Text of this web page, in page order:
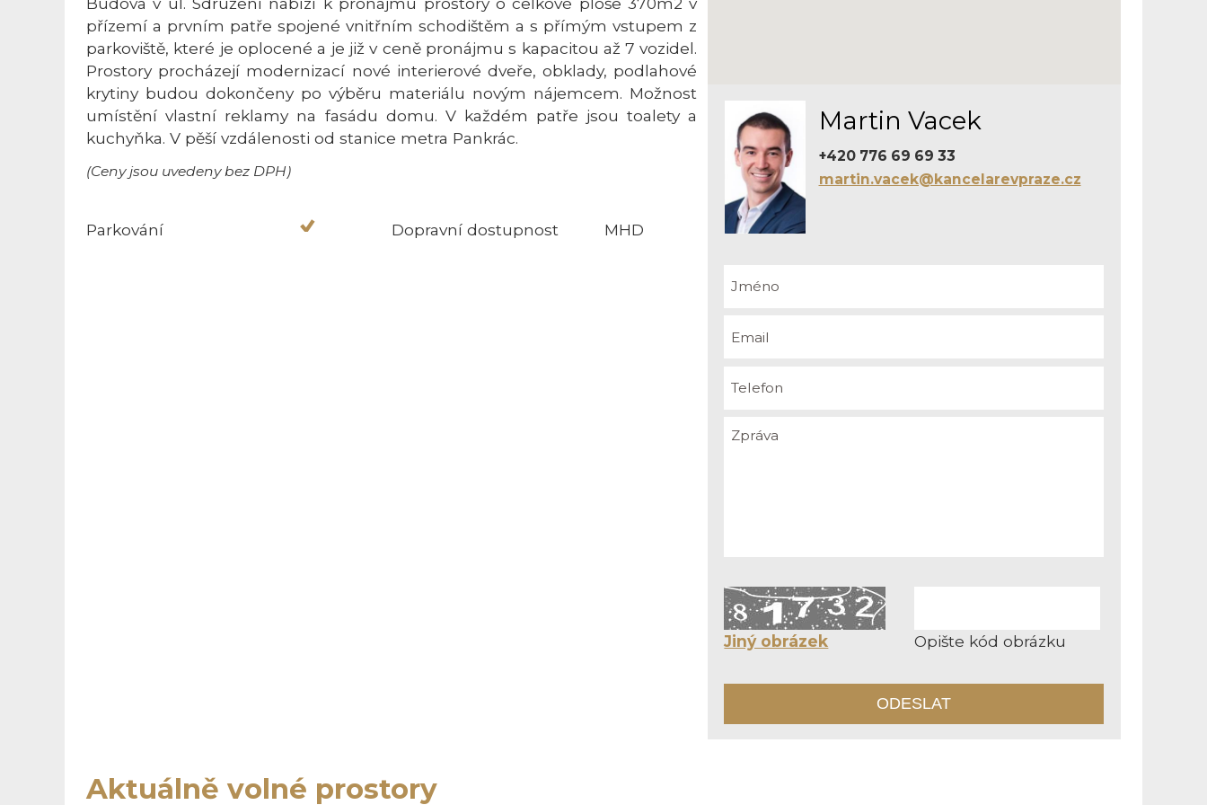
Martin Vacek
+420 776 69 69 33
martin.vacek@kancelarevpraze.cz
Jiný obrázek Opište kód obrázku
přízemí a prvním patře spojené vnitřním schodištěm a s přímým vstupem z
parkoviště, které je oplocené a je již v ceně pronájmu s kapacitou až 7 vozidel.
Prostory procházejí modernizací nové interierové dveře, obklady, podlahové
krytiny budou dokončeny po výběru materiálu novým nájemcem. Možnost
umístění vlastní reklamy na fasádu domu. V každém patře jsou toalety a
kuchyňka. V pěší vzdálenosti od stanice metra Pankrác.
(Ceny jsou uvedeny bez DPH)
Parkování Dopravní dostupnost MHD
Aktuálně volné prostory